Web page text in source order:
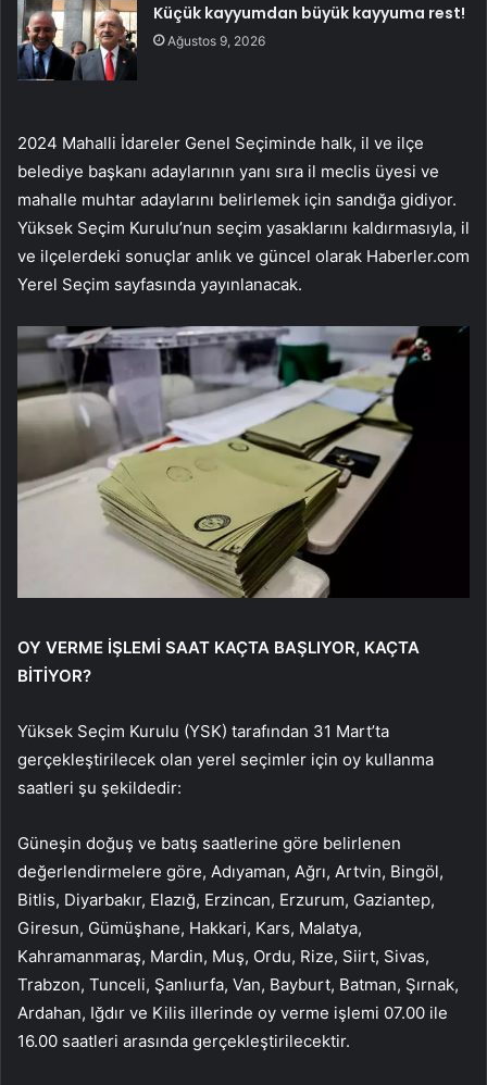
Küçük kayyumdan büyük kayyuma rest!
Ağustos 9, 2026
2024 Mahalli İdareler Genel Seçiminde halk, il ve ilçe
belediye başkanı adaylarının yanı sıra il meclis üyesi ve
mahalle muhtar adaylarını belirlemek için sandığa gidiyor.
Yüksek Seçim Kurulu’nun seçim yasaklarını kaldırmasıyla, il
ve ilçelerdeki sonuçlar anlık ve güncel olarak Haberler.com
Yerel Seçim sayfasında yayınlanacak.
OY VERME İŞLEMİ SAAT KAÇTA BAŞLIYOR, KAÇTA
BİTİYOR?
Yüksek Seçim Kurulu (YSK) tarafından 31 Mart’ta
gerçekleştirilecek olan yerel seçimler için oy kullanma
saatleri şu şekildedir:
Güneşin doğuş ve batış saatlerine göre belirlenen
değerlendirmelere göre, Adıyaman, Ağrı, Artvin, Bingöl,
Bitlis, Diyarbakır, Elazığ, Erzincan, Erzurum, Gaziantep,
Giresun, Gümüşhane, Hakkari, Kars, Malatya,
Kahramanmaraş, Mardin, Muş, Ordu, Rize, Siirt, Sivas,
Trabzon, Tunceli, Şanlıurfa, Van, Bayburt, Batman, Şırnak,
Ardahan, Iğdır ve Kilis illerinde oy verme işlemi 07.00 ile
16.00 saatleri arasında gerçekleştirilecektir.